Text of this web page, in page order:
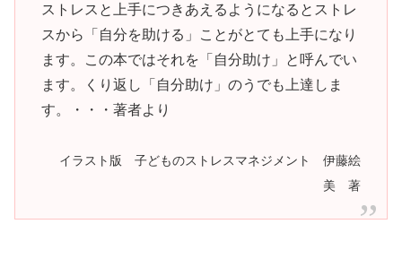
ストレスと上手につきあえるようになるとストレ
スから「自分を助ける」ことがとても上手になり
ます。この本ではそれを「自分助け」と呼んでい
ます。くり返し「自分助け」のうでも上達しま
す。・・・著者より
イラスト版 子どものストレスマネジメント 伊藤絵
美 著